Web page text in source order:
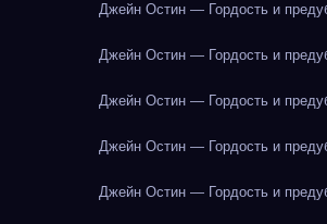
Джейн Остин — Гордость и
Джейн Остин — Гордость и
Джейн Остин — Гордость и
Джейн Остин — Гордость и
Джейн Остин — Гордость и